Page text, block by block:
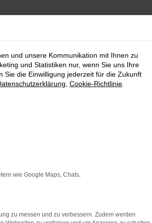
und unsere Kommunikation mit Ihnen zu
und Statistiken nur, wenn Sie uns Ihre
Sie die Einwilligung jederzeit für die Zukunft
Cookie-Richtlinie
wie Google Maps, Chats,
zu messen und zu verbessern. Zudem werden